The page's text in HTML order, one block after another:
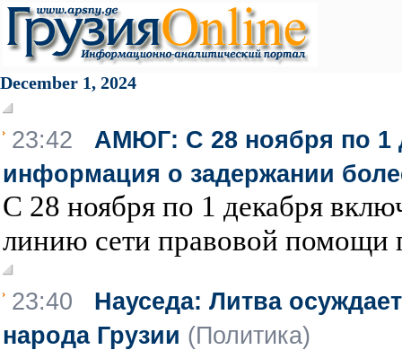
December 1, 2024
23:42 АМЮГ: С 28 ноября по 1
информация о задержании
С 28 ноября по 1 декабря
линию сети правовой помощи
23:40 Науседа: Литва
народа Грузии (Политика)